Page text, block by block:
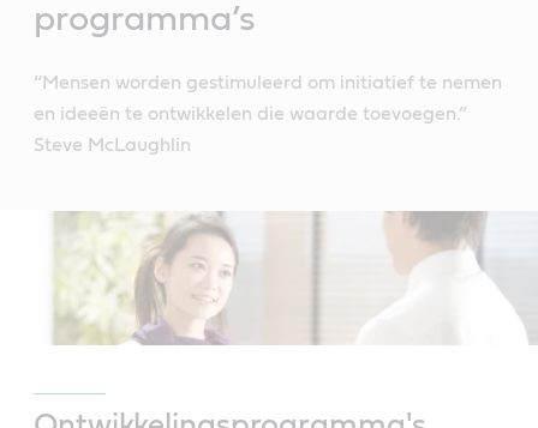
programma’s
“Mensen worden gestimuleerd om initiatief te nemen
en ideeën te ontwikkelen die waarde toevoegen.”
Steve McLaughlin